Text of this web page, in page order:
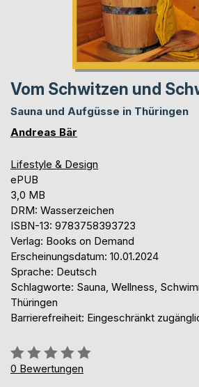
Vom Schwitzen und
Sauna und Aufgüsse in Thüringen
Andreas Bär
Lifestyle & Design
ePUB
3,0 MB
DRM: Wasserzeichen
ISBN-13: 9783758393723
Verlag: Books on Demand
Erscheinungsdatum: 10.01.2024
Sprache: Deutsch
Schlagworte: Sauna, Wellness,
Thüringen
Barrierefreiheit: Eingeschränkt
Bewertung::
0%
0 Bewertungen